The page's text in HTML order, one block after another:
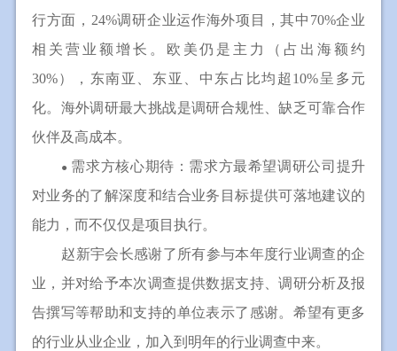
行方面，24%调研企业运作海外项目，其中70%企业
相关营业额增长。欧美仍是主力（占出海额约
30%），东南亚、东亚、中东占比均超10%呈多元
化。海外调研最大挑战是调研合规性、缺乏可靠合作
伙伴及高成本。
● 需求方核心期待：需求方最希望调研公司提升
对业务的了解深度和结合业务目标提供可落地建议的
能力，而不仅仅是项目执行。
赵新宇会长感谢了所有参与本年度行业调查的企
业，并对给予本次调查提供数据支持、调研分析及报
告撰写等帮助和支持的单位表示了感谢。希望有更多
的行业从业企业，加入到明年的行业调查中来。